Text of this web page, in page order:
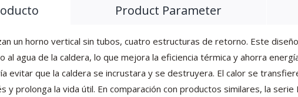
Product Parameter
un horno vertical sin tubos, cuatro estructuras de retorno. Este
al agua de la caldera, lo que mejora la eficiencia térmica y ahorra
evitar que la caldera se incrustara y se destruyera. El calor se
y prolonga la vida útil. En comparación con productos similares, la serie